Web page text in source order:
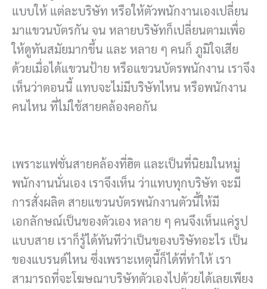
แบบให้ แต่ละบริษัท หรือให้ตัวพนักงานเองเปลี่ยน
มาแขวนบัตรกัน จน หลายบริษัทก็เปลี่ยนตามเพื่อ
ให้ดูทันสมัยมากขึ้น และ หลาย ๆ คนก็ ภูมิใจเสีย
ด้วยเมื่อได้แขวนป้าย หรือแขวนบัตรพนักงาน เราจึง
เห็นว่าตอนนี้ แทบจะไม่มีบริษัทไหน หรือพนักงาน
คนไหน ที่ไม่ใช้สายคล้องคอกัน
เพราะแฟชั่นสายคล้องที่ฮิต และเป็นที่นิยมในหมู่
พนักงานนั่นเอง เราจึงเห็น ว่าแทบทุกบริษัท จะมี
การสั่งผลิต สายแขวนบัตรพนักงานตัวนี้ให้มี
เอกลักษณ์เป็นของตัวเอง หลาย ๆ คนจึงเห็นแค่รูป
แบบสาย เราก็รู้ได้ทันทีว่าเป็นของบริษัทอะไร เป็น
ของแบรนด์ไหน ซึ่งเพราะเหตุนี้ก็ได้ที่ทำให้ เรา
สามารถที่จะโฆษณาบริษัทตัวเองไปด้วยได้เลยเพียง